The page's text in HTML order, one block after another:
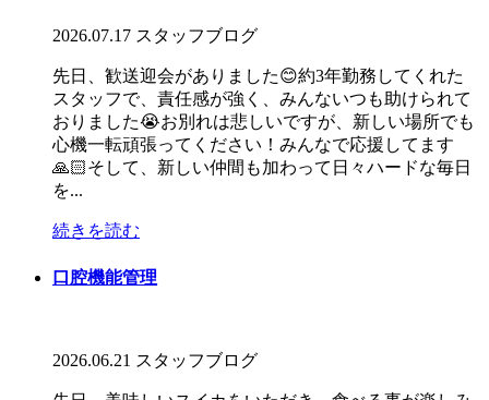
2026.07.17 スタッフブログ
先日、歓送迎会がありました😊約3年勤務してくれた
スタッフで、責任感が強く、みんないつも助けられて
おりました😭お別れは悲しいですが、新しい場所でも
心機一転頑張ってください！みんなで応援してます
🙏🏻そして、新しい仲間も加わって日々ハードな毎日
を...
続きを読む
口腔機能管理
2026.06.21 スタッフブログ